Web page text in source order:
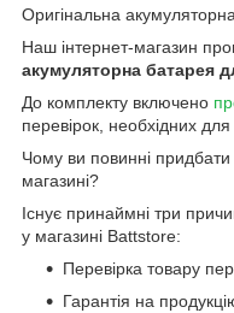
Оригінальна
Наш інтернет-магазин
акумуляторна батарея
До комплекту включено
перевірок, необхідних
Чому ви повинні
магазині?
Існує принаймні три
у магазині Battstore:
Перевірка товару
Гарантія на